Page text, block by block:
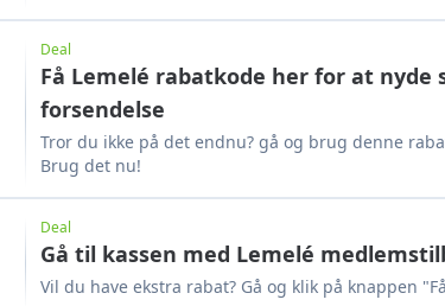
Deal
Få Lemelé rabatkode her for at nyde
forsendelse
Tror du ikke på det endnu? gå og brug denne
Brug det nu!
Deal
Gå til kassen med Lemelé
Vil du have ekstra rabat? Gå og klik på knappen